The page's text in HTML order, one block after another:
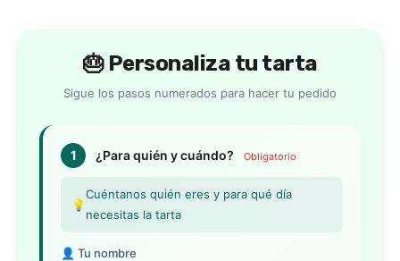
🎂 Personaliza tu tarta
Sigue los pasos numerados para hacer tu pedido
1 ¿Para quién y cuándo? Obligatorio
💡
Cuéntanos quién eres y para qué día
necesitas la tarta
👤 Tu nombre